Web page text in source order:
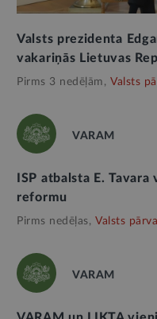
Valsts prezidenta
vakariņās Lietuvas
Pirms 3 nedēļām, Valsts
VARAM
ISP atbalsta E.
reformu
Pirms nedēļas, Valsts
VARAM